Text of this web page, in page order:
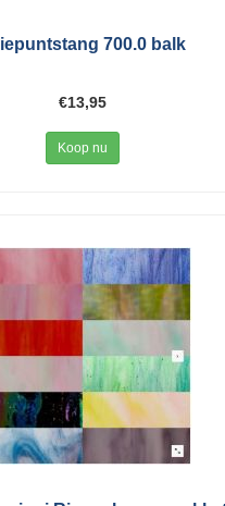
700.0 balk
€13,95
Koop nu